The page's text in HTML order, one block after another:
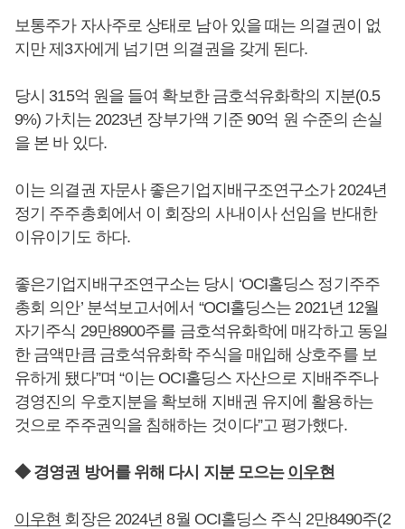
보통주가 자사주로 상태로 남아 있을 때는 의결권이 없
지만 제3자에게 넘기면 의결권을 갖게 된다.
당시 315억 원을 들여 확보한 금호석유화학의 지분(0.5
9%) 가치는 2023년 장부가액 기준 90억 원 수준의 손실
을 본 바 있다.
이는 의결권 자문사 좋은기업지배구조연구소가 2024년
정기 주주총회에서 이 회장의 사내이사 선임을 반대한
이유이기도 하다.
좋은기업지배구조연구소는 당시 ‘OCI홀딩스 정기주주
총회 의안’ 분석보고서에서 “OCI홀딩스는 2021년 12월
자기주식 29만8900주를 금호석유화학에 매각하고 동일
한 금액만큼 금호석유화학 주식을 매입해 상호주를 보
유하게 됐다”며 “이는 OCI홀딩스 자산으로 지배주주나
경영진의 우호지분을 확보해 지배권 유지에 활용하는
것으로 주주권익을 침해하는 것이다”고 평가했다.
◆ 경영권 방어를 위해 다시 지분 모으는 이우현
이우현 회장은 2024년 8월 OCI홀딩스 주식 2만8490주(2